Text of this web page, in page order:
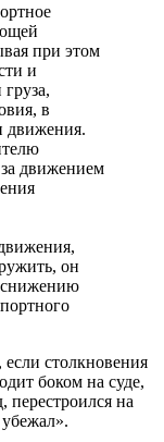
при этом
и
в
движения.
движением
он
снижению
столкновения
боком на суде,
перестроился на